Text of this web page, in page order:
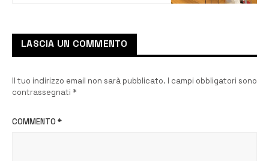
LASCIA UN COMMENTO
Il tuo indirizzo email non sarà pubblicato. I campi obbligatori sono
contrassegnati *
COMMENTO *